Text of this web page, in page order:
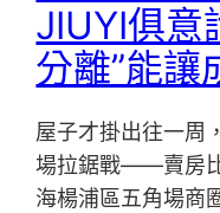
JIUYI俱意
分離”能讓
屋子才掛出往一周
場拉鋸戰——賣房
海楊浦區五角場商